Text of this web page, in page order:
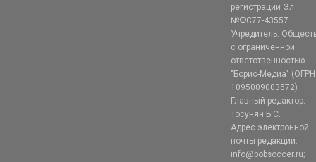
регистрации Эл
№ФС77-43557.
Учредитель:
с ограниченной
ответственностью
"Борис-Медиа" (ОГРН
1095009003572)
Главный редактор:
Тосунян Б.С.
Адрес электронной
почты редакции:
info@bobsoccer.ru;